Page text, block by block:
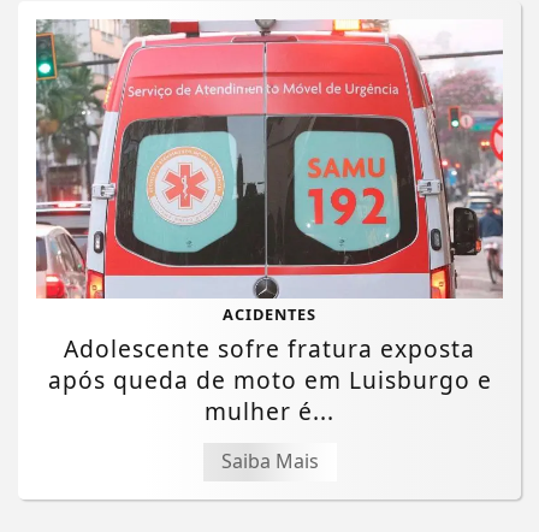
ACIDENTES
Adolescente sofre fratura exposta
após queda de moto em Luisburgo e
mulher é...
Saiba Mais